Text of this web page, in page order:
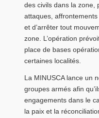
des civils dans la zone,
attaques,
et d’arrêter tout
zone. L’opération
place de bases
certaines localités.
La MINUSCA lance un
groupes armés afin
engagements dans le
la paix et la